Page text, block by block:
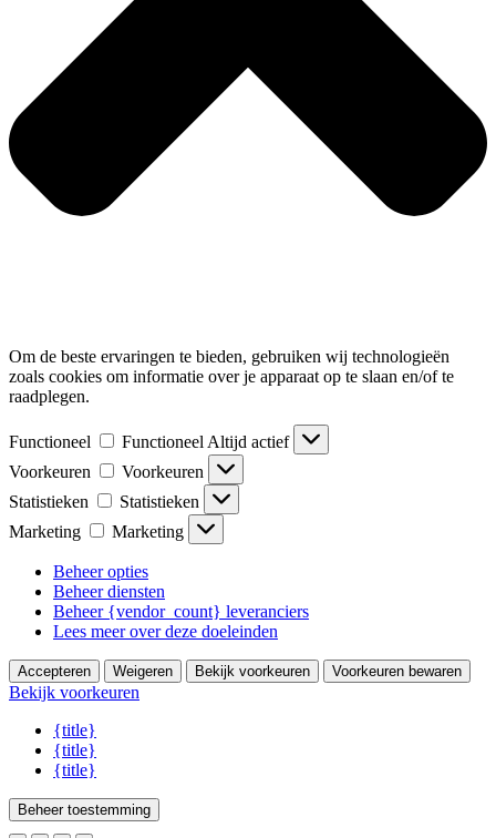
Om de beste ervaringen te bieden, gebruiken wij technologieën
zoals cookies om informatie over je apparaat op te slaan en/of te
raadplegen.
Functioneel Functioneel Altijd actief
Voorkeuren
Voorkeuren
Statistieken
Statistieken
Marketing
Marketing
Beheer opties
Beheer diensten
Beheer {vendor_count} leveranciers
Lees meer over deze doeleinden
Accepteren Weigeren Bekijk voorkeuren Voorkeuren bewaren
Bekijk voorkeuren
{title}
{title}
{title}
Beheer toestemming